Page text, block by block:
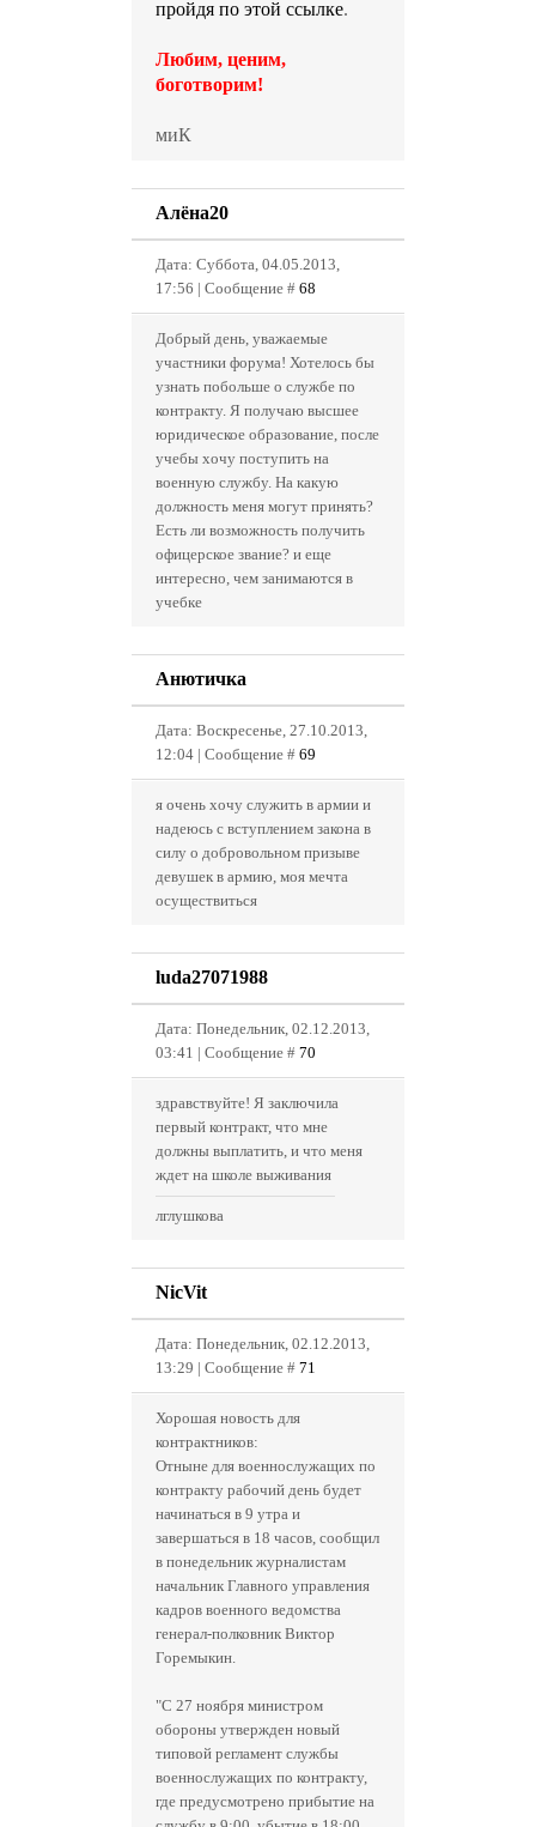
пройдя по этой ссылке.
Любим, ценим,
боготворим!
миК
Алёна20
Дата: Суббота, 04.05.2013,
17:56 | Сообщение # 68
Добрый день, уважаемые
участники форума! Хотелось бы
узнать побольше о службе по
контракту. Я получаю высшее
юридическое образование, после
учебы хочу поступить на
военную службу. На какую
должность меня могут принять?
Есть ли возможность получить
офицерское звание? и еще
интересно, чем занимаются в
учебке
Анютичка
Дата: Воскресенье, 27.10.2013,
12:04 | Сообщение # 69
я очень хочу служить в армии и
надеюсь с вступлением закона в
силу о добровольном призыве
девушек в армию, моя мечта
осуществиться
luda27071988
Дата: Понедельник, 02.12.2013,
03:41 | Сообщение # 70
здравствуйте! Я заключила
первый контракт, что мне
должны выплатить, и что меня
ждет на школе выживания
лглушкова
NicVit
Дата: Понедельник, 02.12.2013,
13:29 | Сообщение # 71
Хорошая новость для
контрактников:
Отныне для военнослужащих по
контракту рабочий день будет
начинаться в 9 утра и
завершаться в 18 часов, сообщил
в понедельник журналистам
начальник Главного управления
кадров военного ведомства
генерал-полковник Виктор
Горемыкин.
"С 27 ноября министром
обороны утвержден новый
типовой регламент службы
военнослужащих по контракту,
где предусмотрено прибытие на